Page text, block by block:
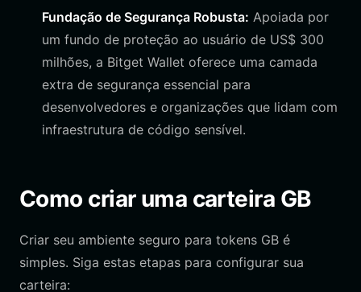
Fundação de Segurança Robusta: Apoiada por
um fundo de proteção ao usuário de US$ 300
milhões, a Bitget Wallet oferece uma camada
extra de segurança essencial para
desenvolvedores e organizações que lidam com
infraestrutura de código sensível.
Como criar uma carteira GB
Criar seu ambiente seguro para tokens GB é
simples. Siga estas etapas para configurar sua
carteira: